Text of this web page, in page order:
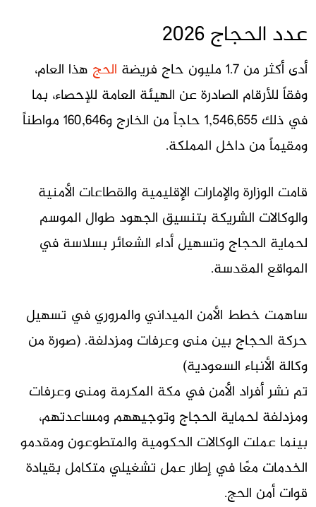
عدد الحجاج 2026
أدى أكثر من 1.7 مليون حاج فريضة الحج هذا العام،
وفقاً للأرقام الصادرة عن الهيئة العامة للإحصاء، بما
في ذلك 1,546,655 حاجاً من الخارج و160,646 مواطناً
ومقيماً من داخل المملكة.
قامت الوزارة والإمارات الإقليمية والقطاعات الأمنية
والوكالات الشريكة بتنسيق الجهود طوال الموسم
لحماية الحجاج وتسهيل أداء الشعائر بسلاسة في
المواقع المقدسة.
ساهمت خطط الأمن الميداني والمروري في تسهيل
حركة الحجاج بين منى وعرفات ومزدلفة. (صورة من
وكالة الأنباء السعودية)
تم نشر أفراد الأمن في مكة المكرمة ومنى وعرفات
ومزدلفة لحماية الحجاج وتوجيههم ومساعدتهم،
بينما عملت الوكالات الحكومية والمتطوعون ومقدمو
الخدمات معًا في إطار عمل تشغيلي متكامل بقيادة
قوات أمن الحج.